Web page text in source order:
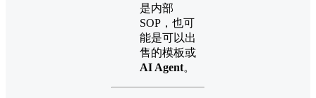
是内部
SOP，也可
能是可以出
售的模板或
AI Agent。